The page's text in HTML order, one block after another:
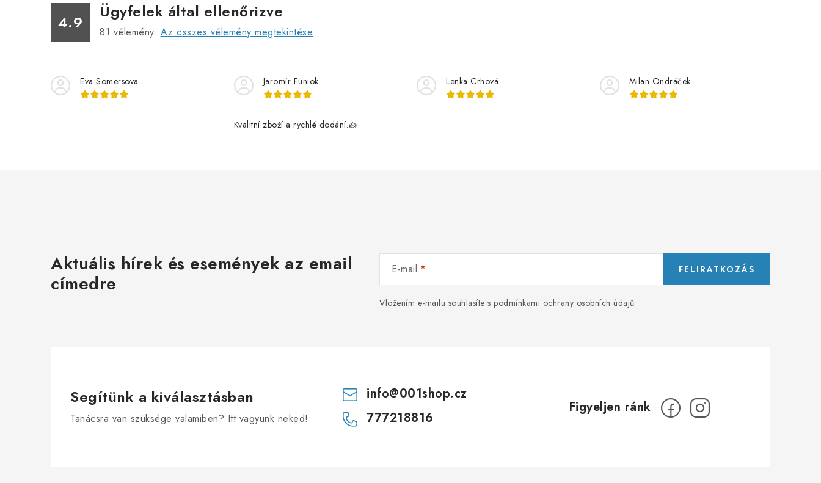
4.9
Ügyfelek által ellenőrizve
81 vélemény. Az összes vélemény megtekintése
Eva Somersova Jaromír Funiok
Kvalitní zboží a rychlé dodání.👍
Lenka Crhová Milan Ondráček
Aktuális hírek és események az email
címedre
E-mail
Vložením e-mailu souhlasíte s podmínkami ochrany osobních údajů
FELIRATKOZÁS
Segítünk a kiválasztásban
Tanácsra van szüksége valamiben? Itt vagyunk neked!
info@001shop.cz
777218816